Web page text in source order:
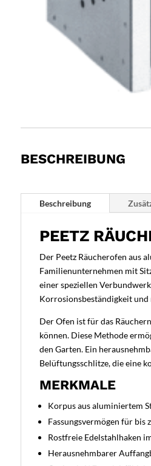
BESCHREIBUNG
Beschreibung
PEETZ
Der Peetz Räucherofen aus
Familienunternehmen mit
einer speziellen
Korrosionsbeständigkeit
Der Ofen ist für das
können. Diese Methode
den Garten. Ein
Belüftungsschlitze, die eine
MERKMALE
Korpus aus aluminiertem
Fassungsvermögen für bis
Rostfreie Edelstahlhaken
Herausnehmbarer